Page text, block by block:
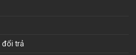
đổi trả